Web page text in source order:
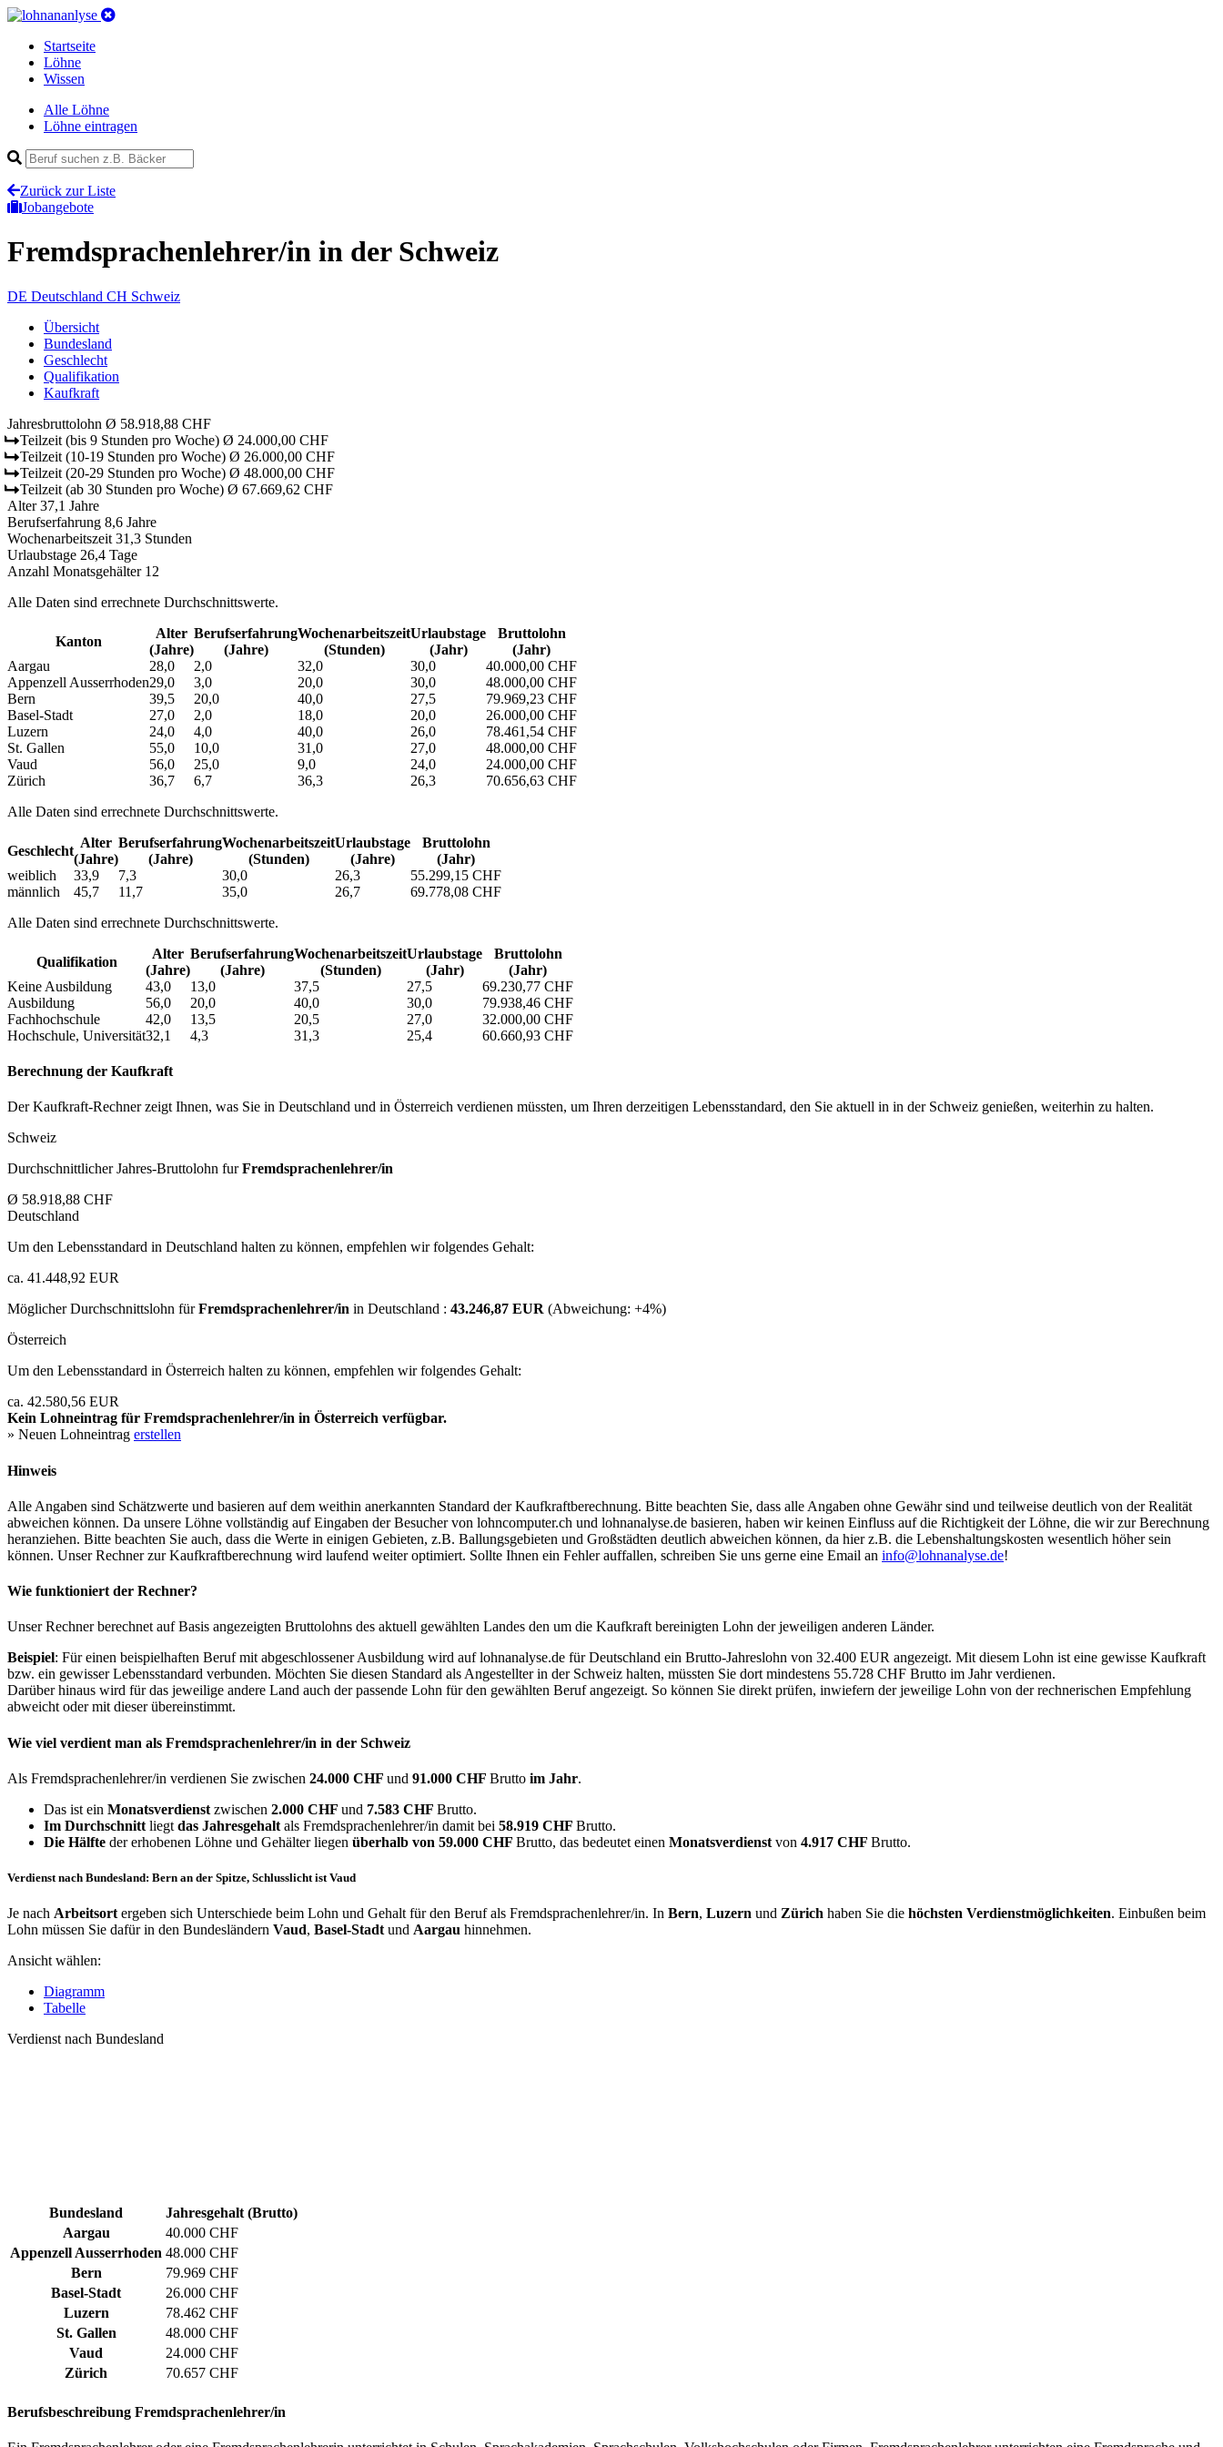
Startseite
Löhne
Wissen
Alle Löhne
Löhne eintragen
Zurück zur Liste
Jobangebote
Fremdsprachenlehrer/in in der Schweiz
DE Deutschland CH Schweiz
Übersicht
Bundesland
Geschlecht
Qualifikation
Kaufkraft
Jahresbruttolohn Ø 58.918,88 CHF
Teilzeit (bis 9 Stunden pro Woche) Ø 24.000,00 CHF
Teilzeit (10-19 Stunden pro Woche) Ø 26.000,00 CHF
Teilzeit (20-29 Stunden pro Woche) Ø 48.000,00 CHF
Teilzeit (ab 30 Stunden pro Woche) Ø 67.669,62 CHF
Alter 37,1 Jahre
Berufserfahrung 8,6 Jahre
Wochenarbeitszeit 31,3 Stunden
Urlaubstage 26,4 Tage
Anzahl Monatsgehälter 12
Alle Daten sind errechnete Durchschnittswerte.
Kanton
Alter
(Jahre)
Berufs­erfahrung
(Jahre)
Wochen­arbeitszeit
(Stunden)
Urlaubs­tage
(Jahr)
Bruttolohn
(Jahr)
Aargau
28,0 2,0 32,0 30,0
40.000,00 CHF
Appenzell Ausserrhoden29,0 3,0 20,0 30,0
48.000,00 CHF
Bern
39,5 20,0 40,0 27,5
79.969,23 CHF
Basel-Stadt
27,0 2,0 18,0 20,0
26.000,00 CHF
Luzern
24,0 4,0 40,0 26,0
78.461,54 CHF
St. Gallen
55,0 10,0 31,0 27,0
48.000,00 CHF
Vaud
56,0 25,0 9,0 24,0
24.000,00 CHF
Zürich
36,7 6,7 36,3 26,3
70.656,63 CHF
Alle Daten sind errechnete Durchschnittswerte.
Geschlecht
Alter
(Jahre)
Berufs­erfahrung
(Jahre)
Wochen­arbeitszeit
(Stunden)
Urlaubs­tage
(Jahre)
Bruttolohn
(Jahr)
weiblich
33,9 7,3 30,0 26,3
55.299,15 CHF
männlich
45,7 11,7 35,0 26,7
69.778,08 CHF
Alle Daten sind errechnete Durchschnittswerte.
Qualifikation
Alter
(Jahre)
Berufs­erfahrung
(Jahre)
Wochen­arbeitszeit
(Stunden)
Urlaubs­tage
(Jahr)
Bruttolohn
(Jahr)
Keine Ausbildung
43,0 13,0 37,5 27,5
69.230,77 CHF
Ausbildung
56,0 20,0 40,0 30,0
79.938,46 CHF
Fachhochschule
42,0 13,5 20,5 27,0
32.000,00 CHF
Hochschule, Universität32,1 4,3 31,3 25,4 60.660,93 CHF
Berechnung der Kaufkraft
Der Kaufkraft-Rechner zeigt Ihnen, was Sie in Deutschland und in Österreich verdienen müssten, um Ihren derzeitigen Lebensstandard, den Sie aktuell in in der Schweiz genießen, weiterhin zu halten.
Schweiz
Durchschnittlicher Jahres-Bruttolohn furFremdsprachenlehrer/in
Ø 58.918,88 CHF
Deutschland
Um den Lebensstandard in Deutschland halten zu können, empfehlen wir folgendes Gehalt:
ca. 41.448,92 EUR
Möglicher Durchschnittslohn fürFremdsprachenlehrer/in in Deutschland : 43.246,87 EUR (Abweichung: +4%)
Österreich
Um den Lebensstandard in Österreich halten zu können, empfehlen wir folgendes Gehalt:
ca. 42.580,56 EUR
Kein Lohneintrag für Fremdsprachenlehrer/in in Österreich verfügbar.
» Neuen Lohneintrag erstellen
Hinweis
Alle Angaben sind Schätzwerte und basieren auf dem weithin anerkannten Standard der Kaufkraftberechnung. Bitte beachten Sie, dass alle Angaben ohne Gewähr sind und teilweise deutlich von der Realität
abweichen können. Da unsere Löhne vollständig auf Eingaben der Besucher von lohncomputer.ch und lohnanalyse.de basieren, haben wir keinen Einfluss auf die Richtigkeit der Löhne, die wir zur Berechnung
heranziehen. Bitte beachten Sie auch, dass die Werte in einigen Gebieten, z.B. Ballungsgebieten und Großstädten deutlich abweichen können, da hier z.B. die Lebenshaltungskosten wesentlich höher sein
können. Unser Rechner zur Kaufkraftberechnung wird laufend weiter optimiert. Sollte Ihnen ein Fehler auffallen, schreiben Sie uns gerne eine Email an info@lohnanalyse.de!
Wie funktioniert der Rechner?
Unser Rechner berechnet auf Basis angezeigten Bruttolohns des aktuell gewählten Landes den um die Kaufkraft bereinigten Lohn der jeweiligen anderen Länder.
Beispiel: Für einen beispielhaften Beruf mit abgeschlossener Ausbildung wird auf lohnanalyse.de für Deutschland ein Brutto-Jahreslohn von 32.400 EUR angezeigt. Mit diesem Lohn ist eine gewisse Kaufkraft
bzw. ein gewisser Lebensstandard verbunden. Möchten Sie diesen Standard als Angestellter in der Schweiz halten, müssten Sie dort mindestens 55.728 CHF Brutto im Jahr verdienen.
Darüber hinaus wird für das jeweilige andere Land auch der passende Lohn für den gewählten Beruf angezeigt. So können Sie direkt prüfen, inwiefern der jeweilige Lohn von der rechnerischen Empfehlung
abweicht oder mit dieser übereinstimmt.
Wie viel verdient man als Fremdsprachenlehrer/in in der Schweiz
Als Fremdsprachenlehrer/in verdienen Sie zwischen 24.000 CHF und 91.000 CHF Brutto im Jahr.
Das ist ein Monatsverdienst zwischen 2.000 CHF und 7.583 CHF Brutto.
Im Durchschnitt liegt das Jahresgehalt als Fremdsprachenlehrer/in damit bei 58.919 CHF Brutto.
Die Hälfte der erhobenen Löhne und Gehälter liegen überhalb von 59.000 CHF Brutto, das bedeutet einen Monatsverdienst von 4.917 CHF Brutto.
Verdienst nach Bundesland: Bern an der Spitze, Schlusslicht ist Vaud
Je nach Arbeitsort ergeben sich Unterschiede beim Lohn und Gehalt für den Beruf als Fremdsprachenlehrer/in. In Bern, Luzern und Zürich haben Sie die höchsten Verdienstmöglichkeiten. Einbußen beim
Lohn müssen Sie dafür in den Bundesländern Vaud, Basel-Stadt und Aargau hinnehmen.
Ansicht wählen:
Diagramm
Tabelle
Verdienst nach Bundesland
Bundesland
Jahresgehalt (Brutto)
Aargau
40.000 CHF
Appenzell Ausserrhoden 48.000 CHF
Bern
79.969 CHF
Basel-Stadt
26.000 CHF
Luzern
78.462 CHF
St. Gallen
48.000 CHF
Vaud
24.000 CHF
Zürich
70.657 CHF
Berufsbeschreibung Fremdsprachenlehrer/in